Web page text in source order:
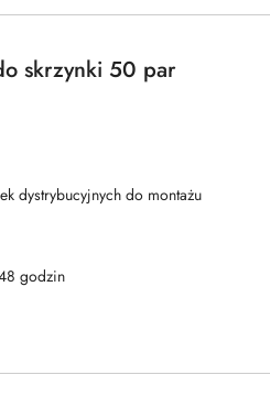
skrzynki 50 par
dystrybucyjnych do montażu
godzin